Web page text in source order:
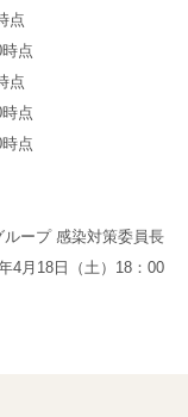
点
点
点
点
点
ープ 感染対策委員長
4月18日（土）18：00